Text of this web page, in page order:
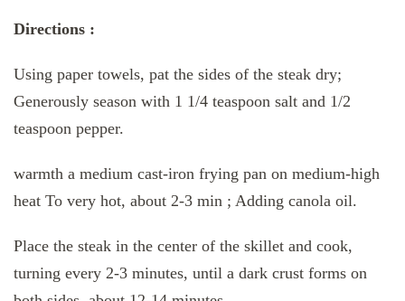
Directions :
Using paper towels, pat the sides of the steak dry;
Generously season with 1 1/4 teaspoon salt and 1/2
teaspoon pepper.
warmth a medium cast-iron frying pan on medium-high
heat To very hot, about 2-3 min ; Adding canola oil.
Place the steak in the center of the skillet and cook,
turning every 2-3 minutes, until a dark crust forms on